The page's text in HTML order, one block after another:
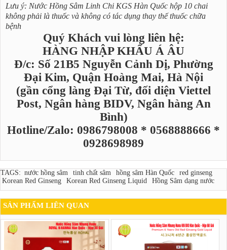
Lưu ý: Nước Hồng Sâm Linh Chi KGS Hàn Quốc hộp 10 chai
không phải là thuốc và không có tác dụng thay thế thuốc chữa
bệnh
Quý Khách vui lòng liên hệ:
HÀNG NHẬP KHẨU Á ÂU
Đ/c: Số 21B5 Nguyễn Cảnh Dị, Phường
Đại Kim, Quận Hoàng Mai, Hà Nội
(gần cổng làng Đại Từ, đối diện Viettel
Post, Ngân hàng BIDV, Ngân hàng An
Bình)
Hotline/Zalo: 0986798008 * 0568888666 *
0928698989
TAGS: nước hồng sâm tinh chất sâm hồng sâm Hàn Quốc
red ginseng
Korean Red Ginseng
Korean Red Ginseng Liquid Hồng Sâm dạng nước
SẢN PHẨM LIÊN QUAN